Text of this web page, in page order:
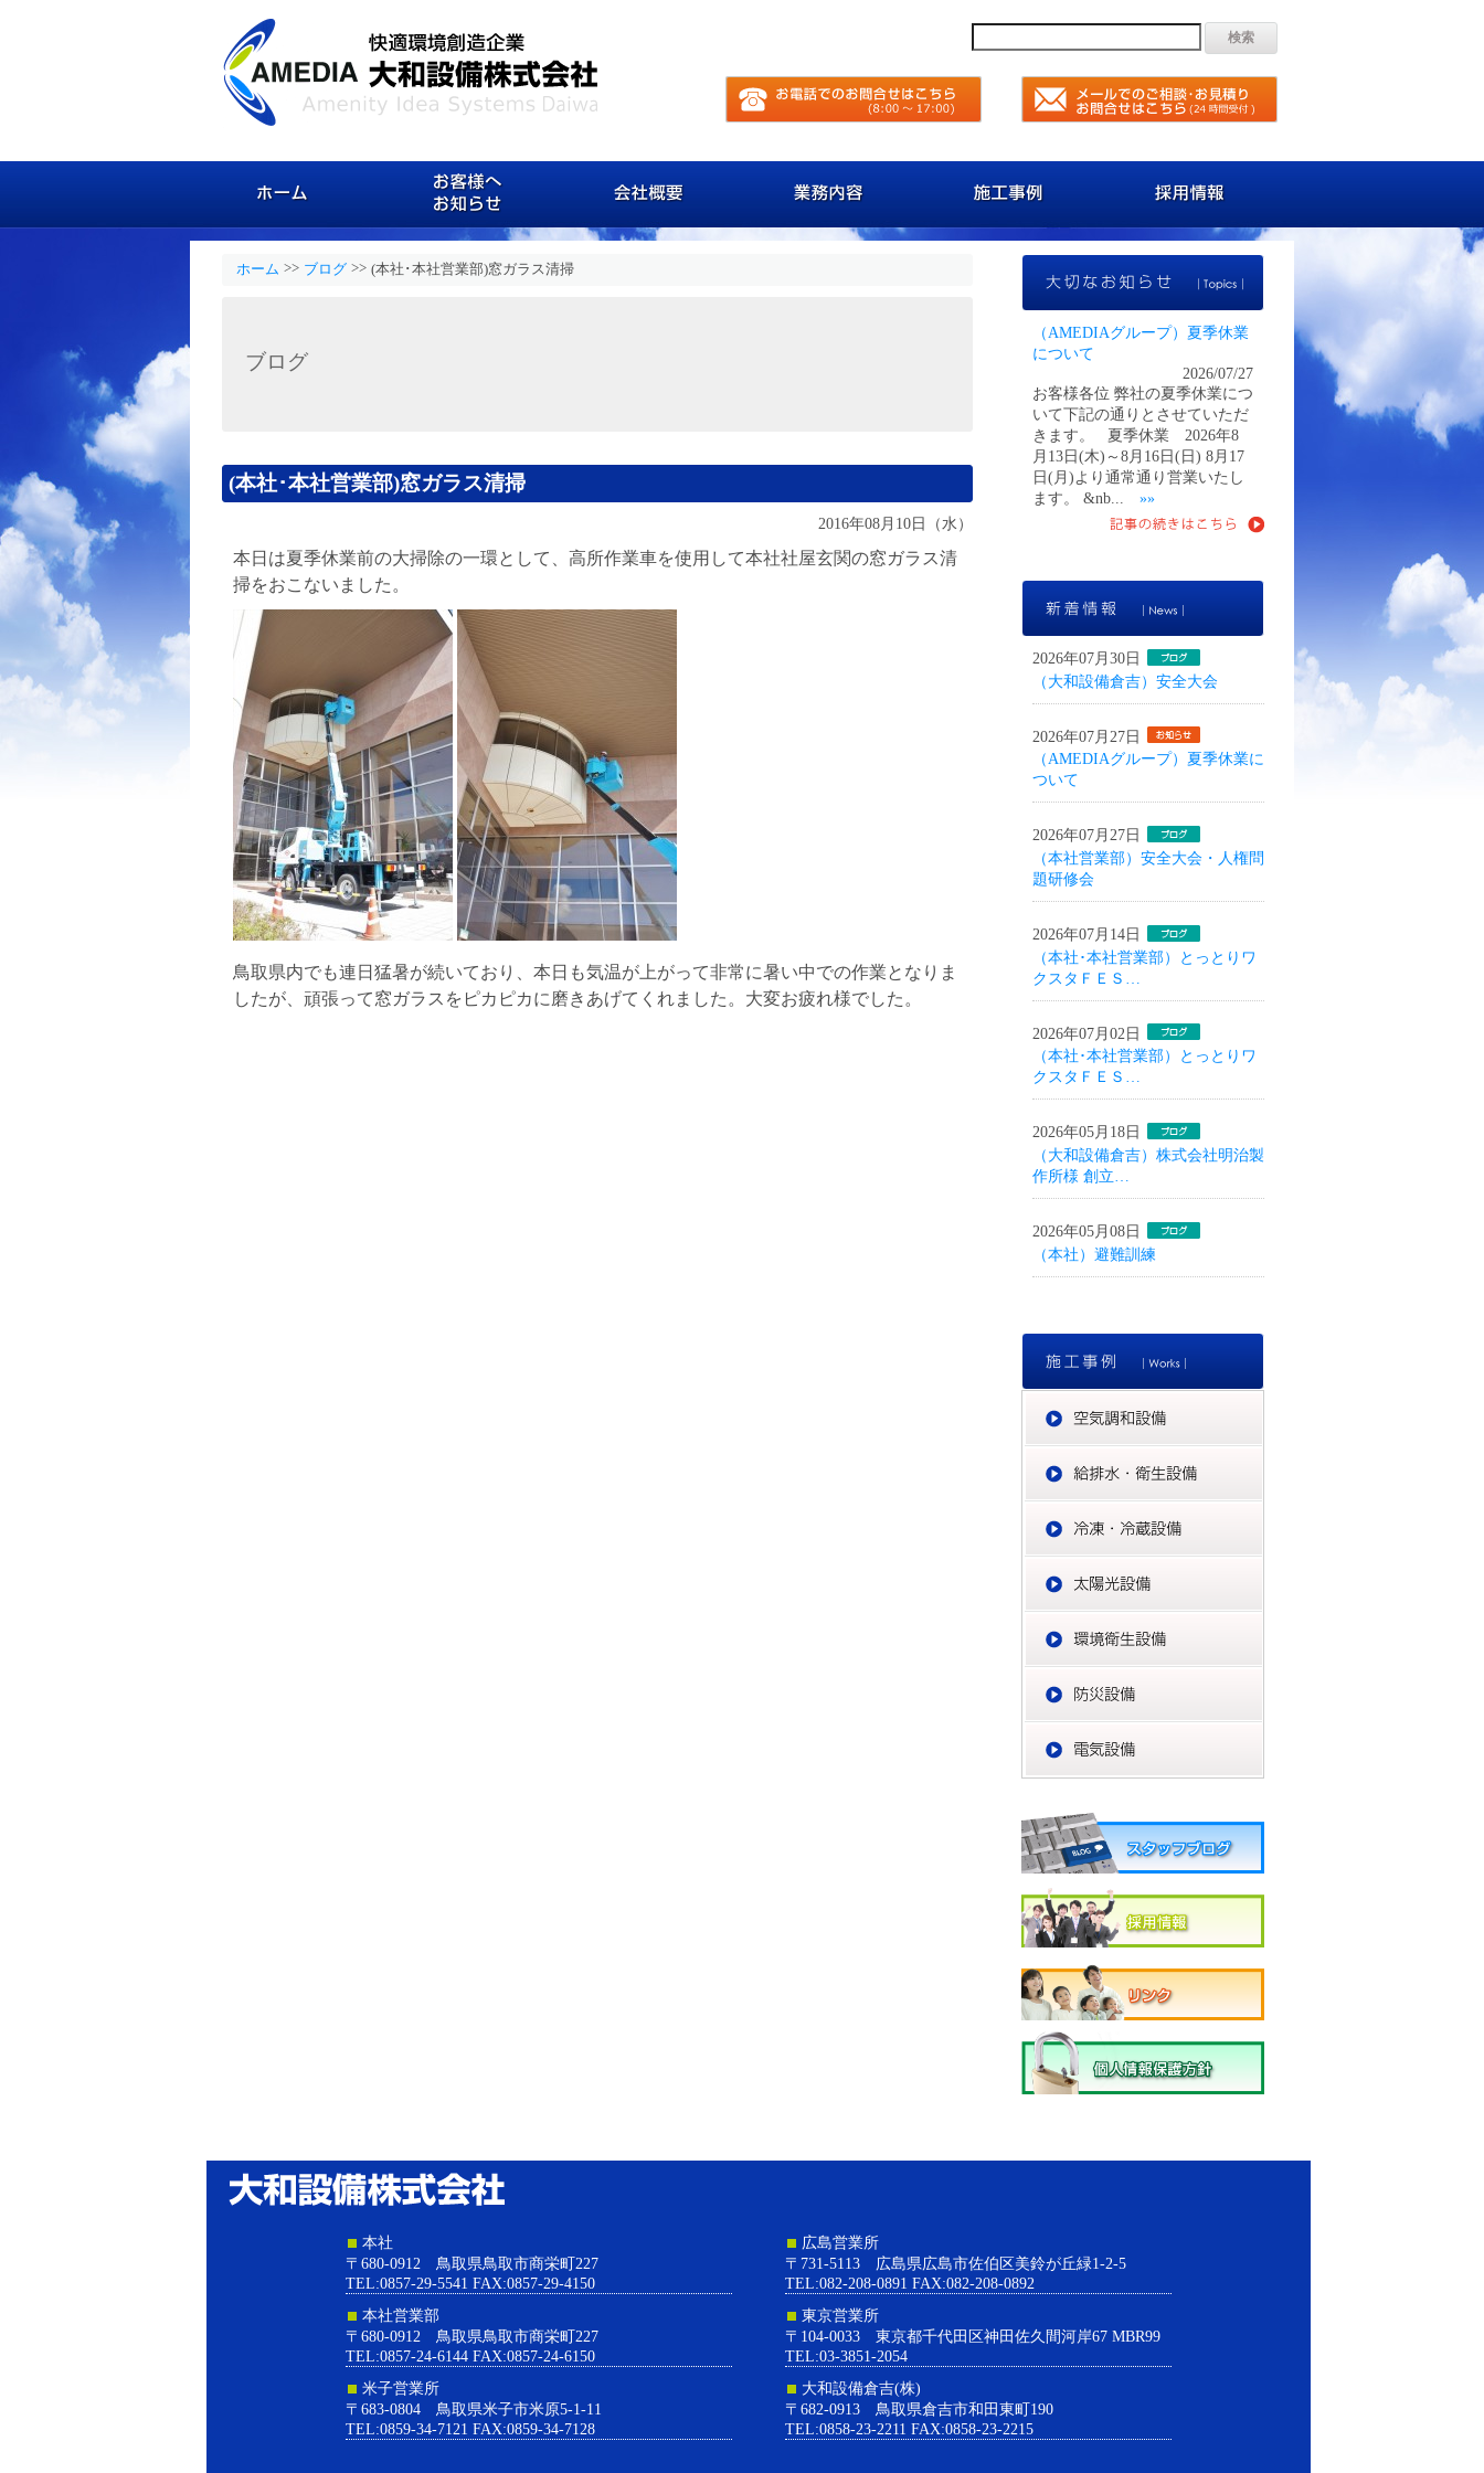
ホーム >> ブログ >> (本社･本社営業部)窓ガラス清掃
ブログ
(本社･本社営業部)窓ガラス清掃
2016年08月10日（水）
本日は夏季休業前の大掃除の一環として、高所作業車を使用して本社社屋玄関の窓ガラス清
掃をおこないました。
鳥取県内でも連日猛暑が続いており、本日も気温が上がって非常に暑い中での作業となりま
したが、頑張って窓ガラスをピカピカに磨きあげてくれました。大変お疲れ様でした。
（AMEDIAグループ）夏季休業
について
2026/07/27
お客様各位 弊社の夏季休業につ
いて下記の通りとさせていただ
きます。 夏季休業 2026年8
月13日(木)～8月16日(日) 8月17
日(月)より通常通り営業いたし
ます。 &nb... »»
2026年07月30日
（大和設備倉吉）安全大会
2026年07月27日
（AMEDIAグループ）夏季休業に
ついて
2026年07月27日
（本社営業部）安全大会・人権問
題研修会
2026年07月14日
（本社･本社営業部）とっとりワ
クスタＦＥＳ…
2026年07月02日
（本社･本社営業部）とっとりワ
クスタＦＥＳ…
2026年05月18日
（大和設備倉吉）株式会社明治製
作所様 創立…
2026年05月08日
（本社）避難訓練
本社
〒680-0912 鳥取県鳥取市商栄町227
TEL:0857-29-5541 FAX:0857-29-4150
本社営業部
〒680-0912 鳥取県鳥取市商栄町227
TEL:0857-24-6144 FAX:0857-24-6150
米子営業所
〒683-0804 鳥取県米子市米原5-1-11
TEL:0859-34-7121 FAX:0859-34-7128
広島営業所
〒731-5113 広島県広島市佐伯区美鈴が丘緑1-2-5
TEL:082-208-0891 FAX:082-208-0892
東京営業所
〒104-0033 東京都千代田区神田佐久間河岸67 MBR99
TEL:03-3851-2054
大和設備倉吉(株)
〒682-0913 鳥取県倉吉市和田東町190
TEL:0858-23-2211 FAX:0858-23-2215